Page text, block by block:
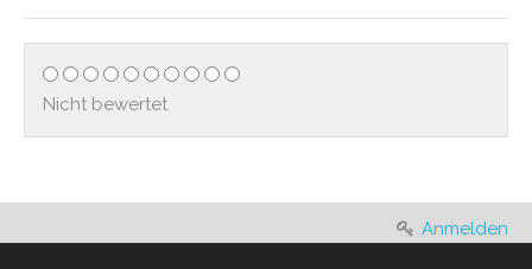
Nicht bewertet
Anmelden